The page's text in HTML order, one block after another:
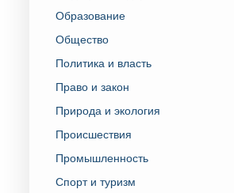
Образование
Общество
Политика и власть
Право и закон
Природа и экология
Происшествия
Промышленность
Спорт и туризм